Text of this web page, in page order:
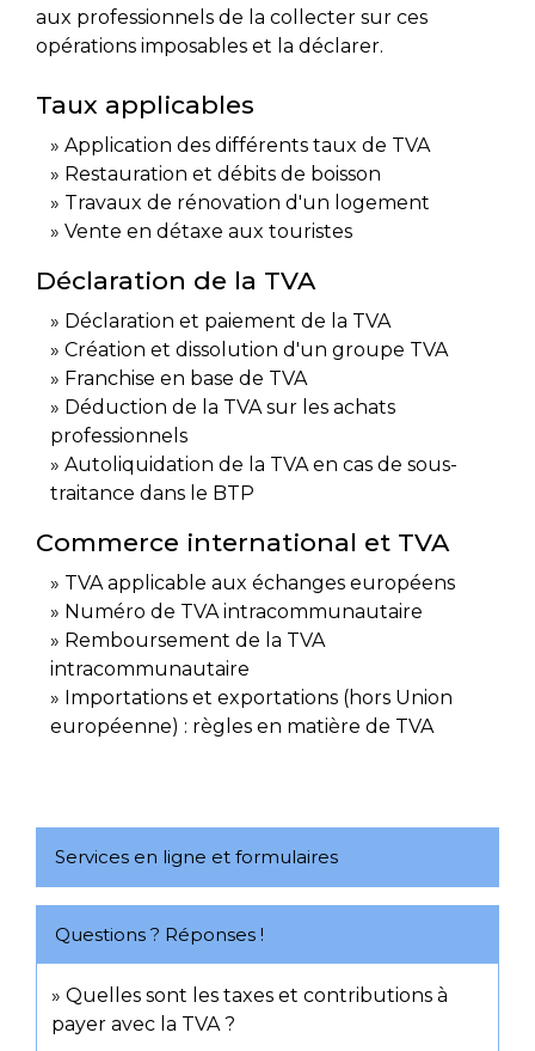
aux professionnels de la collecter sur ces
opérations imposables et la déclarer.
Taux applicables
Application des différents taux de TVA
Restauration et débits de boisson
Travaux de rénovation d'un logement
Vente en détaxe aux touristes
Déclaration de la TVA
Déclaration et paiement de la TVA
Création et dissolution d'un groupe TVA
Franchise en base de TVA
Déduction de la TVA sur les achats
professionnels
Autoliquidation de la TVA en cas de sous-
traitance dans le BTP
Commerce international et TVA
TVA applicable aux échanges européens
Numéro de TVA intracommunautaire
Remboursement de la TVA
intracommunautaire
Importations et exportations (hors Union
européenne) : règles en matière de TVA
Services en ligne et formulaires
Questions ? Réponses !
Quelles sont les taxes et contributions à
payer avec la TVA ?